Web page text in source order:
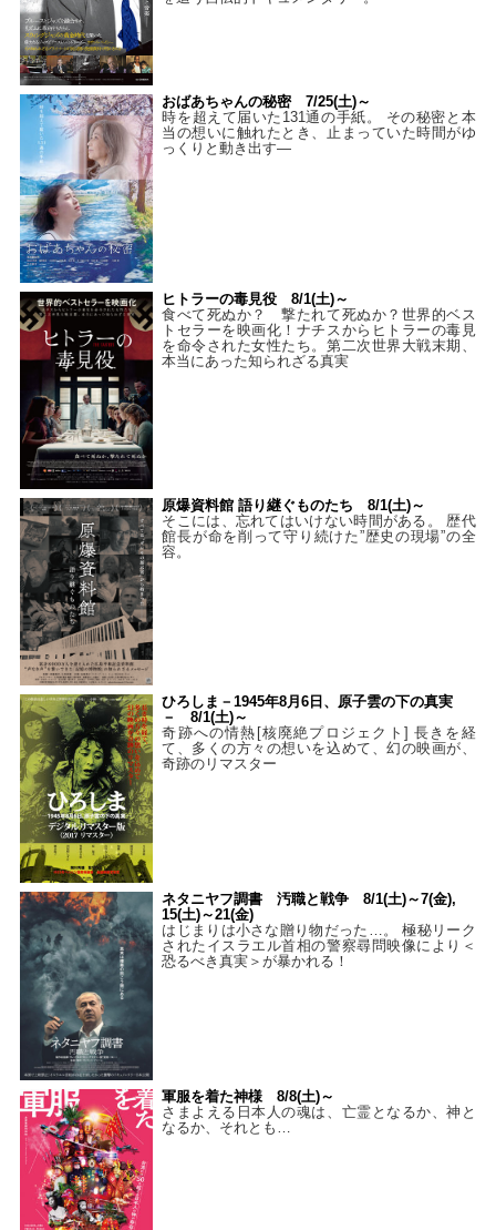
おばあちゃんの秘密 7/25(土)～
時を超えて届いた131通の手紙。 その秘密と本
当の想いに触れたとき、止まっていた時間がゆ
っくりと動き出す―
ヒトラーの毒見役 8/1(土)～
食べて死ぬか？ 撃たれて死ぬか？世界的ベス
トセラーを映画化！ナチスからヒトラーの毒見
を命令された女性たち。第二次世界大戦末期、
本当にあった知られざる真実
原爆資料館 語り継ぐものたち 8/1(土)～
そこには、忘れてはいけない時間がある。 歴代
館長が命を削って守り続けた”歴史の現場”の全
容。
ひろしま－1945年8月6日、原子雲の下の真実
－ 8/1(土)～
奇跡への情熱[核廃絶プロジェクト] 長きを経
て、多くの方々の想いを込めて、幻の映画が、
奇跡のリマスター
ネタニヤフ調書 汚職と戦争 8/1(土)～7(金),
15(土)～21(金)
はじまりは小さな贈り物だった…。 極秘リーク
されたイスラエル首相の警察尋問映像により＜
恐るべき真実＞が暴かれる！
軍服を着た神様 8/8(土)～
さまよえる日本人の魂は、亡霊となるか、神と
なるか、それとも…